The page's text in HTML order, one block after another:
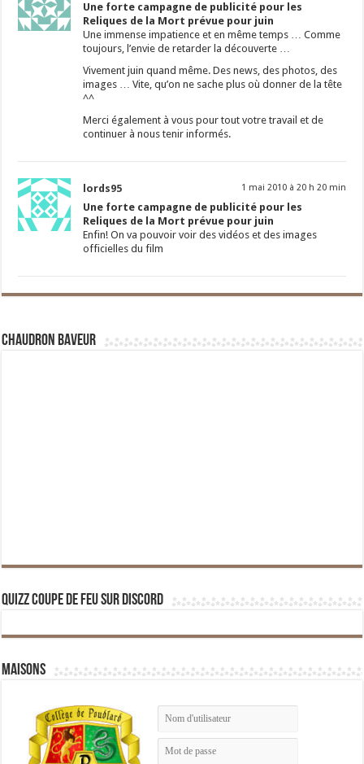
Une forte campagne de publicité pour les
Reliques de la Mort prévue pour juin
Une immense impatience et en même temps … Comme
toujours, l’envie de retarder la découverte …
Vivement juin quand même. Des news, des photos, des
images … Vite, qu’on ne sache plus où donner de la tête
^^
Merci également à vous pour tout votre travail et de
continuer à nous tenir informés.
lords95 1 mai 2010 à 20 h 20 min
Une forte campagne de publicité pour les
Reliques de la Mort prévue pour juin
Enfin! On va pouvoir voir des vidéos et des images
officielles du film
Chaudron Baveur
Quizz Coupe de Feu sur Discord
Maisons